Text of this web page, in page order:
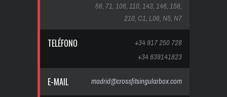
56, 71, 106, 110, 143, 146, 156,
210, C1, L06, N5, N7
TELÉFONO
+34 917 250 728
+34 639141823
E-MAIL madrid@crossfitsingularbox.com